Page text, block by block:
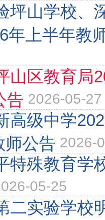
坪山学校、
年上半年教
山区教育局
告 2026-05-27
高级中学
师公告 2026-
特殊教育学
05-25
二实验学校